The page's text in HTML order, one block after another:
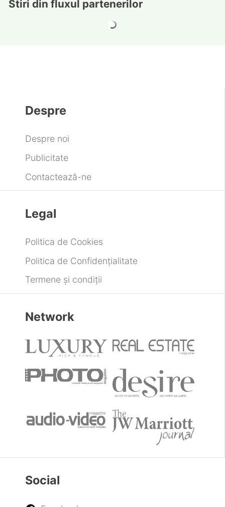
Stiri din fluxul partenerilor
Tenorul Jonas Kaufmann va fi prezent la
Statele Unite
Ultima modă orologeră: Ceasuri de buzunar
după finalizarea tranzacției de 55 de
miliarde de dolari
Despre
Despre noi
Contactează-ne
Legal
Politica de Cookies
Termene și condiții
Network